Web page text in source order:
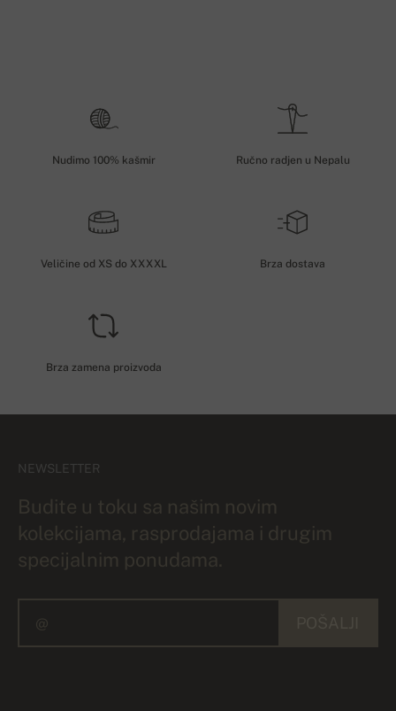
Nudimo 100% kašmir Ručno radjen u Nepalu
Veličine od XS do XXXXL Brza dostava
Brza zamena proizvoda
NEWSLETTER
Budite u toku sa našim novim
kolekcijama, rasprodajama i drugim
specijalnim ponudama.